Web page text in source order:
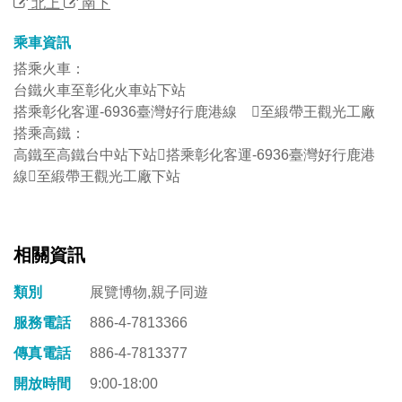
乘車資訊
搭乘火車：
台鐵火車至彰化火車站下站
搭乘彰化客運-6936臺灣好行鹿港線 至緞帶王觀光工廠
搭乘高鐵：
高鐵至高鐵台中站下站搭乘彰化客運-6936臺灣好行鹿港
線至緞帶王觀光工廠下站
相關資訊
類別
展覽博物,親子同遊
服務電話
886-4-7813366
傳真電話
886-4-7813377
開放時間
9:00-18:00